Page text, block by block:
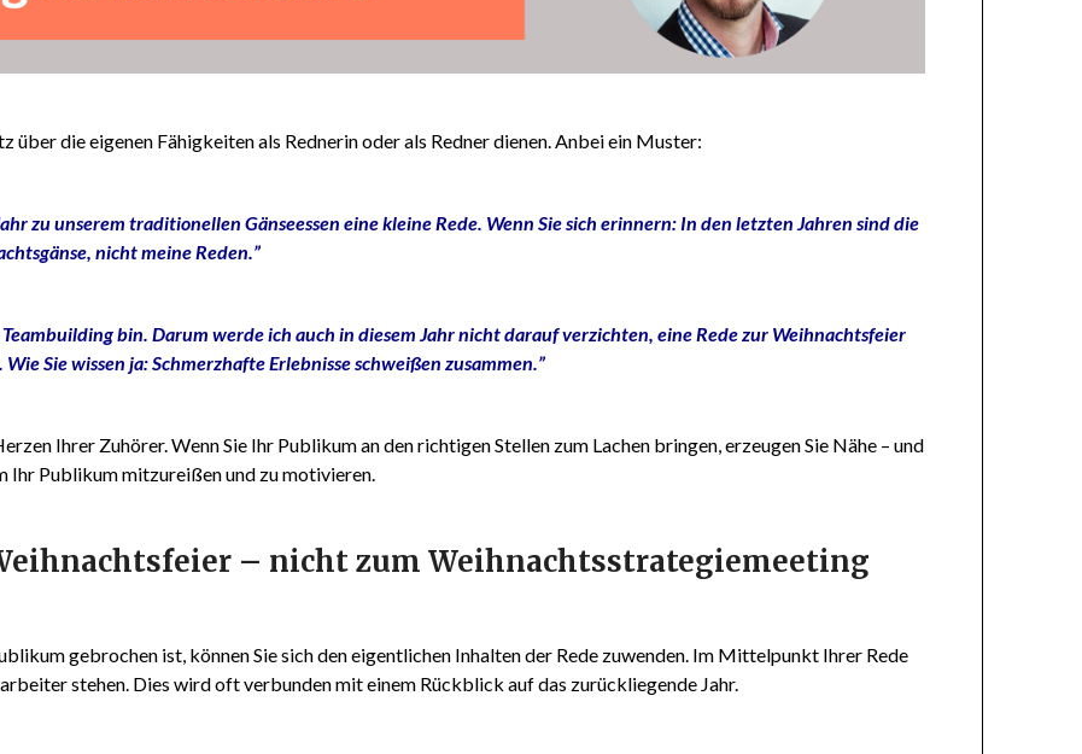
über die eigenen Fähigkeiten als Rednerin oder als Redner dienen. Anbei ein Muster:
zu unserem traditionellen Gänseessen eine kleine Rede. Wenn Sie sich erinnern: In den letzten Jahren sind die
nicht meine Reden.”
bin. Darum werde ich auch in diesem Jahr nicht darauf verzichten, eine Rede zur Weihnachtsfeier
Sie wissen ja: Schmerzhafte Erlebnisse schweißen zusammen.”
Ihrer Zuhörer. Wenn Sie Ihr Publikum an den richtigen Stellen zum Lachen bringen, erzeugen Sie Nähe – und
Ihr Publikum mitzureißen und zu motivieren.
– nicht zum Weihnachtsstrategiemeeting
gebrochen ist, können Sie sich den eigentlichen Inhalten der Rede zuwenden. Im Mittelpunkt Ihrer Rede
stehen. Dies wird oft verbunden mit einem Rückblick auf das zurückliegende Jahr.